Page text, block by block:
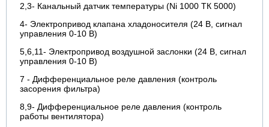
2,3- Канальный датчик температуры (Ni 1000 ТК 5000)
4- Электропривод клапана хладоносителя (24 В, сигнал
управления 0-10 В)
5,6,11- Электропривод воздушной заслонки (24 В, сигнал
управления 0-10 В)
7 - Дифференциальное реле давления (контроль
засорения фильтра)
8,9- Дифференциальное реле давления (контроль
работы вентилятора)